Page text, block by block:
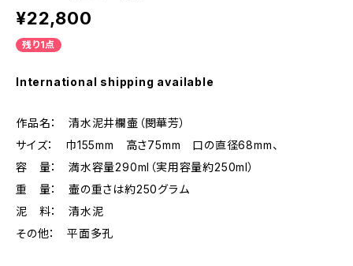
¥22,800
残り1点
International shipping available
作品名： 清水泥井欄壷（閔華芳）
サイズ： 巾155mm 高さ75mm 口の直径68mm、
容 量： 満水容量290ml（実用容量約250ml）
重 量： 壷の重さは約250グラム
泥 料： 清水泥
その他： 平面多孔